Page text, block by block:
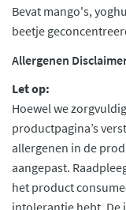
Bevat mango's,
beetje
Allergenen
Let op:
Hoewel we
productpagina’s
allergenen in de
aangepast.
het product
intolerantie hebt. De